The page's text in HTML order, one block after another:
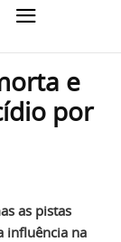
e
por
as pistas
influência na